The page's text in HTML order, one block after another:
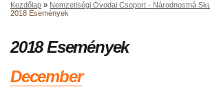
Kezdőlap » Nemzetiségi Óvodai Csoport - Národnostná
2018 Események
2018 Események
December